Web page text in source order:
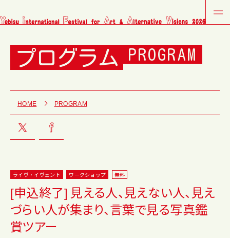
プログラム PROGRAM
HOME PROGRAM
ライヴ・イヴェント ワークショップ 無料
[申込終了] 見える人、見えない人、見え
づらい人が集まり、言葉で見る写真鑑
賞ツアー